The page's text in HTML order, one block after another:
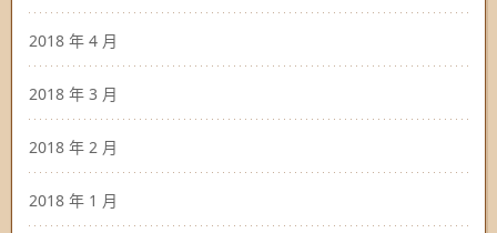
2018 年 4 月
2018 年 3 月
2018 年 2 月
2018 年 1 月